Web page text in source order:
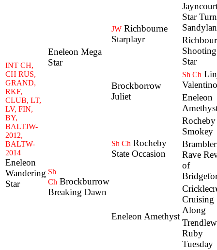
INT CH,
CH RUS,
GRAND,
RKF,
CLUB, LT,
LV, FIN,
BY,
BALTJW-
2012,
BALTW-
2014
Eneleon
Wandering
Star
Eneleon Mega
Star
JW Richbourne
Starplayr
Star
Shooting
Star
Brockborrow
Juliet
Sh Ch
Eneleon
Sh
Ch Brockburrow
Breaking Dawn
Sh Ch Rocheby
State Occasion
Smokey
Rave
of
Eneleon Amethyst
Cruising
Along
Ruby
Tuesday